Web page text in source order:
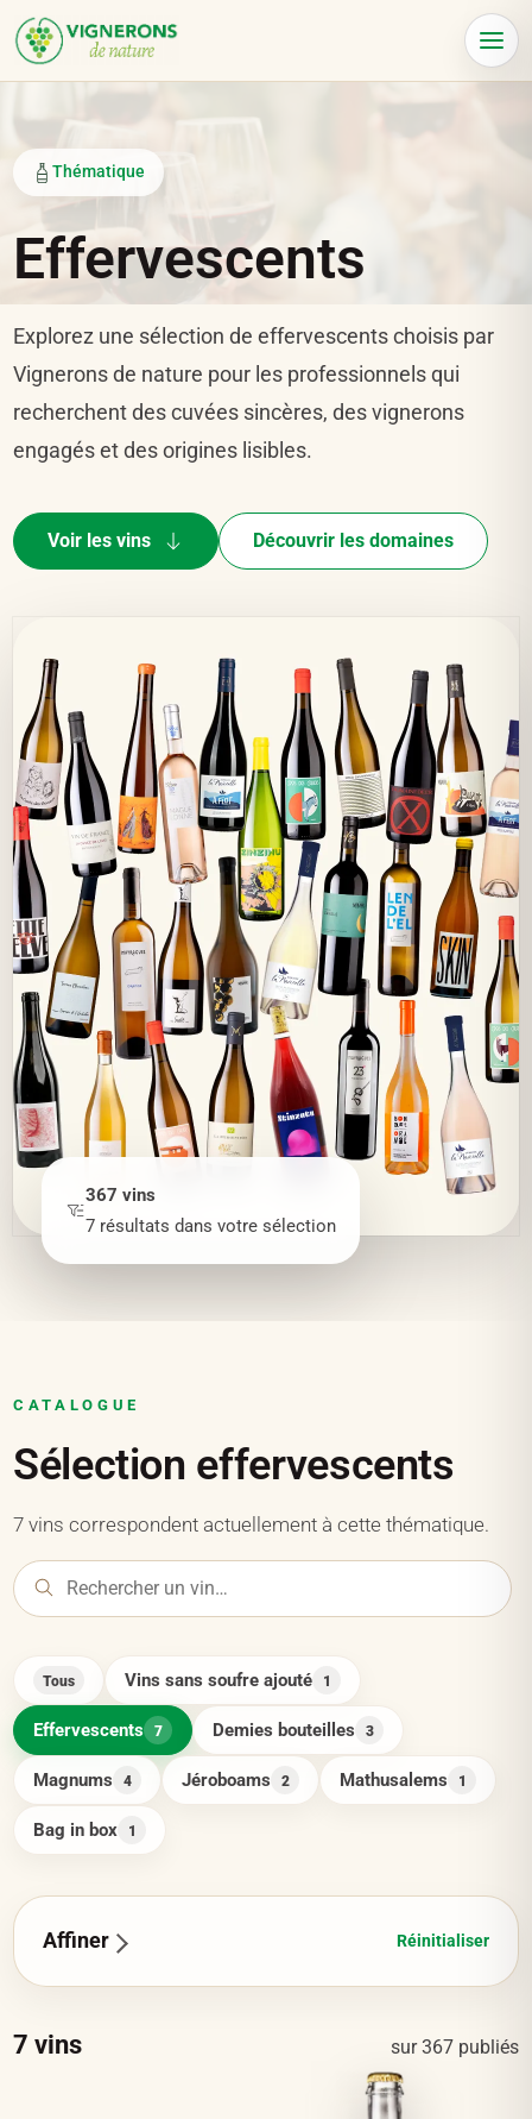
Menu
Thématique
Effervescents
Explorez une sélection de effervescents choisis par
Vignerons de nature pour les professionnels qui
recherchent des cuvées sincères, des vignerons
engagés et des origines lisibles.
Voir les vins Découvrir les domaines
367 vins
7 résultats dans votre sélection
CATALOGUE
Sélection effervescents
7 vins correspondent actuellement à cette thématique.
Tous Vins sans soufre ajouté 1
Effervescents 7 Demies bouteilles 3
Magnums 4 Jéroboams 2 Mathusalems 1
Bag in box 1
Affiner Réinitialiser
7 vins sur367 publiés
Panneau de gestion des cookies